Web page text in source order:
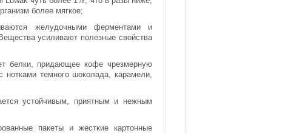
более мягкое;
желудочными ферментами и
усиливают полезные свойства
белки, придающее кофе чрезмерную
нотками темного шоколада, карамели,
устойчивым, приятным и нежным
пакеты и жесткие картонные